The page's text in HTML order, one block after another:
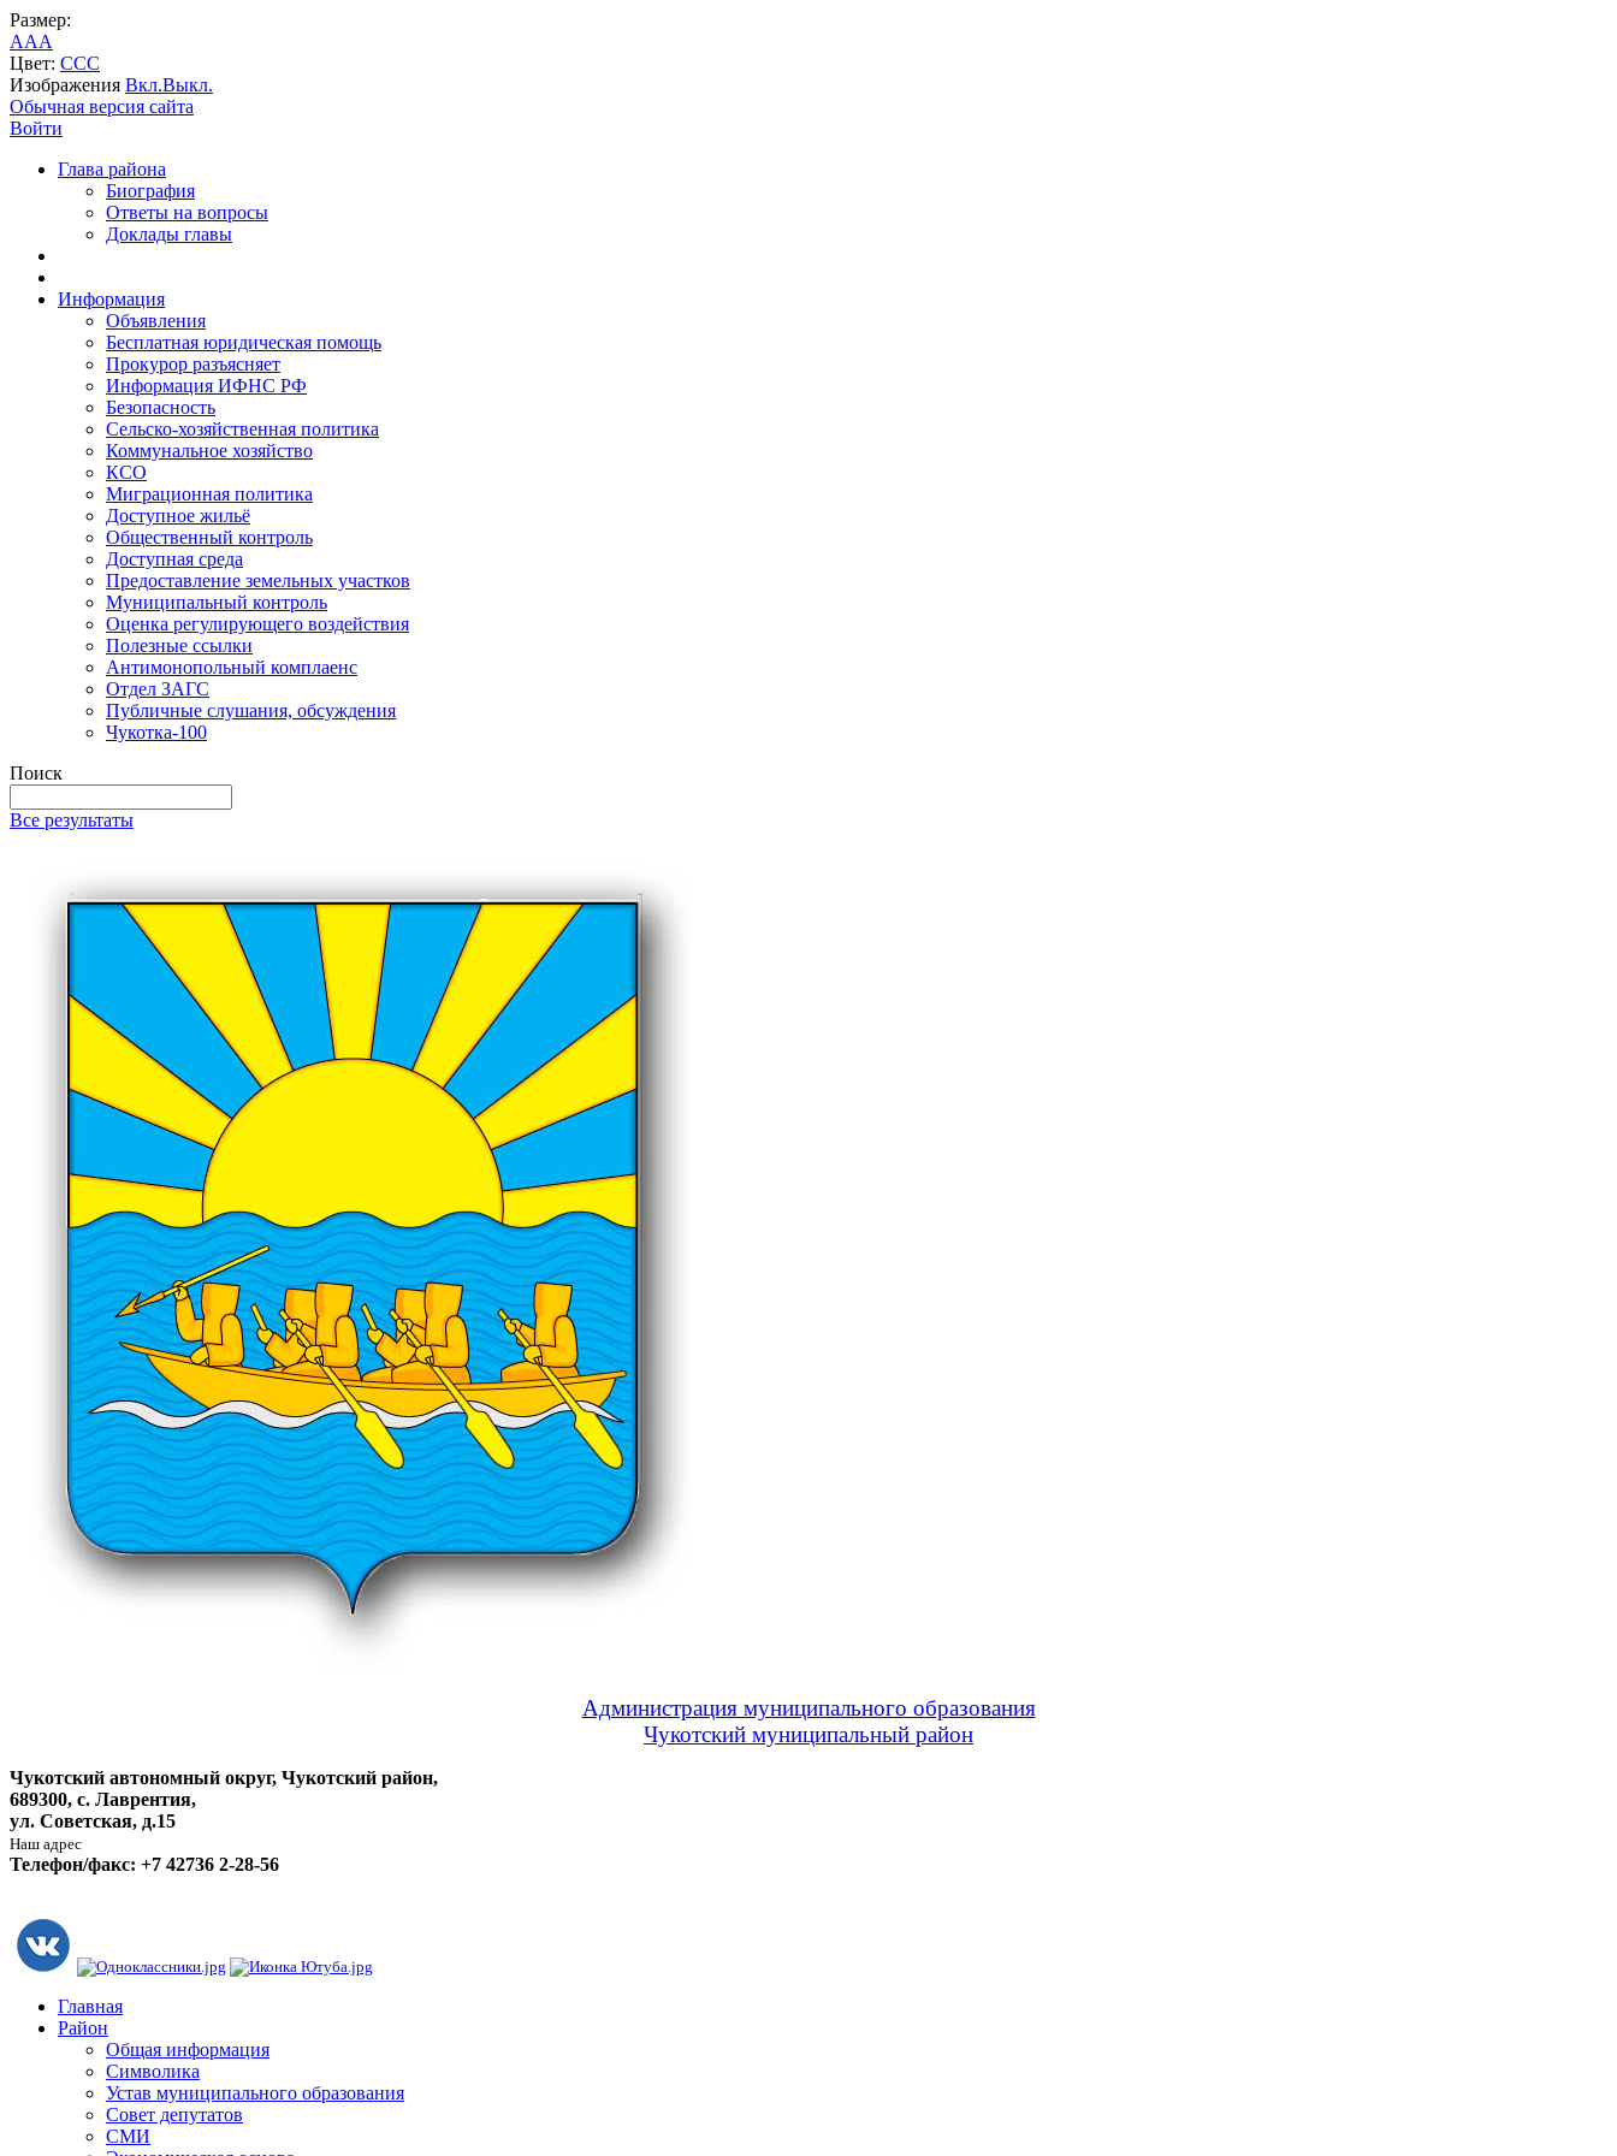
Размер:
AAA
Цвет: CCC
Изображения Вкл.Выкл.
Обычная версия сайта
Войти
Глава района
Биография
Ответы на вопросы
Доклады главы
Информация
Объявления
Бесплатная юридическая помощь
Прокурор разъясняет
Информация ИФНС РФ
Безопасность
Сельско-хозяйственная политика
Коммунальное хозяйство
КСО
Миграционная политика
Доступное жильё
Общественный контроль
Доступная среда
Предоставление земельных участков
Муниципальный контроль
Оценка регулирующего воздействия
Полезные ссылки
Антимонопольный комплаенс
Отдел ЗАГС
Публичные слушания, обсуждения
Чукотка-100
Поиск
Все результаты
Администрация муниципального образования
Чукотский муниципальный район
Чукотский автономный округ, Чукотский район,
689300, с. Лаврентия,
ул. Советская, д.15
Наш адрес
Телефон/факс: +7 42736 2-28-56
Главная
Район
Общая информация
Символика
Устав муниципального образования
Совет депутатов
СМИ